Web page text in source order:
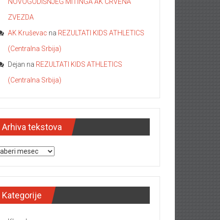
NOVOGODIŠNJEG MITINGA AK CRVENA
ZVEZDA
AK Kruševac na REZULTATI KIDS ATHLETICS
(Centralna Srbija)
Dejan na REZULTATI KIDS ATHLETICS
(Centralna Srbija)
Arhiva tekstova
tekstova
Kategorije